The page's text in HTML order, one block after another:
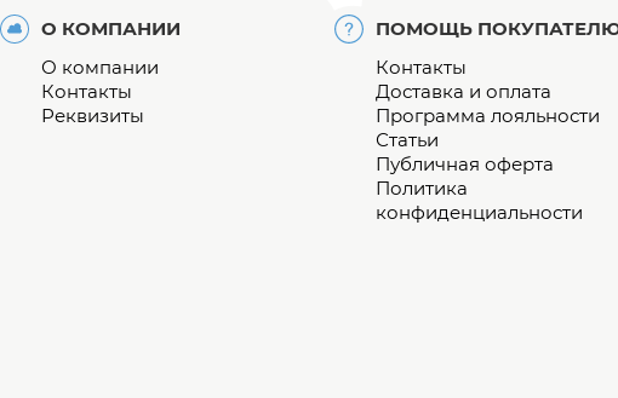
О КОМПАНИИ
О компании
Контакты
Реквизиты
ПОМОЩЬ
Контакты
Доставка и оплата
Программа лояльности
Статьи
Публичная оферта
Политика
конфиденциальности